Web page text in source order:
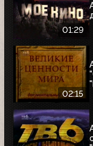
01:29
02:15